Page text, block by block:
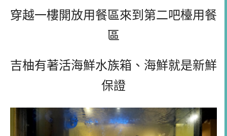
穿越一樓開放用餐區來到第二吧檯用餐
區
吉柚有著活海鮮水族箱、海鮮就是新鮮
保證